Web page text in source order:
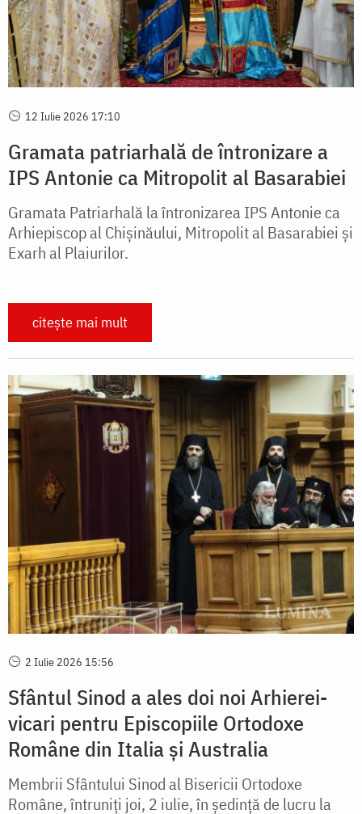
12 Iulie 2026 17:10
Gramata patriarhală de întronizare a
IPS Antonie ca Mitropolit al Basarabiei
Gramata Patriarhală la întronizarea IPS Antonie ca
Arhiepiscop al Chişinăului, Mitropolit al Basarabiei şi
Exarh al Plaiurilor.
citește mai mult
2 Iulie 2026 15:56
Sfântul Sinod a ales doi noi Arhierei-
vicari pentru Episcopiile Ortodoxe
Române din Italia și Australia
Membrii Sfântului Sinod al Bisericii Ortodoxe
Române, întruniți joi, 2 iulie, în ședință de lucru la